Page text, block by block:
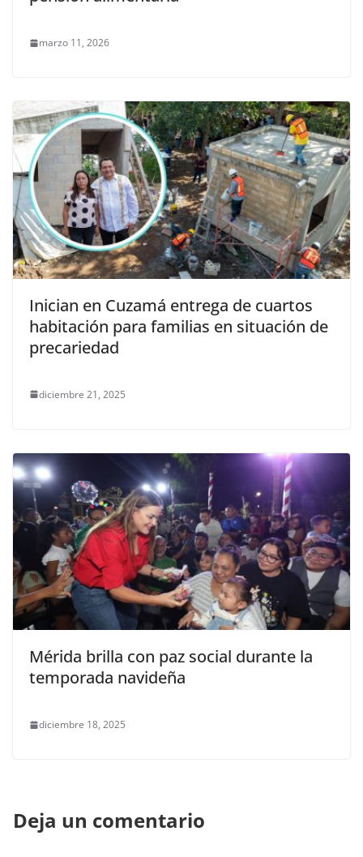
marzo 11, 2026
Inician en Cuzamá entrega de cuartos
habitación para familias en situación de
precariedad
diciembre 21, 2025
Mérida brilla con paz social durante la
temporada navideña
diciembre 18, 2025
Deja un comentario